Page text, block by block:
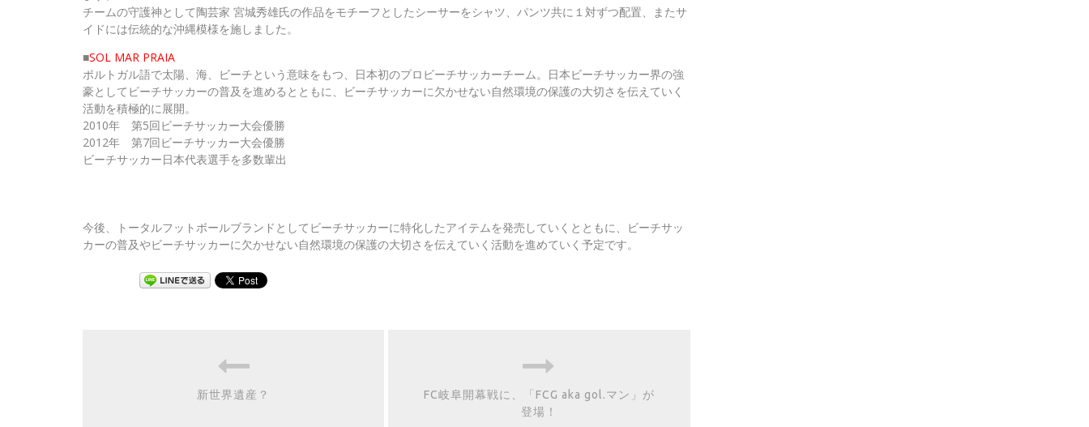
チームの守護神として陶芸家 宮城秀雄氏の作品をモチーフとしたシーサーをシャツ、パンツ共に１対ずつ配置、またサ
イドには伝統的な沖縄模様を施しました。
■SOL MAR PRAIA
ポルトガル語で太陽、海、ビーチという意味をもつ、日本初のプロビーチサッカーチーム。日本ビーチサッカー界の強
豪としてビーチサッカーの普及を進めるとともに、ビーチサッカーに欠かせない自然環境の保護の大切さを伝えていく
活動を積極的に展開。
2010年 第5回ビーチサッカー大会優勝
2012年 第7回ビーチサッカー大会優勝
ビーチサッカー日本代表選手を多数輩出
今後、トータルフットボールブランドとしてビーチサッカーに特化したアイテムを発売していくとともに、ビーチサッ
カーの普及やビーチサッカーに欠かせない自然環境の保護の大切さを伝えていく活動を進めていく予定です。
新世界遺産？
FC岐阜開幕戦に、「FCG aka gol.マン」が
登場！